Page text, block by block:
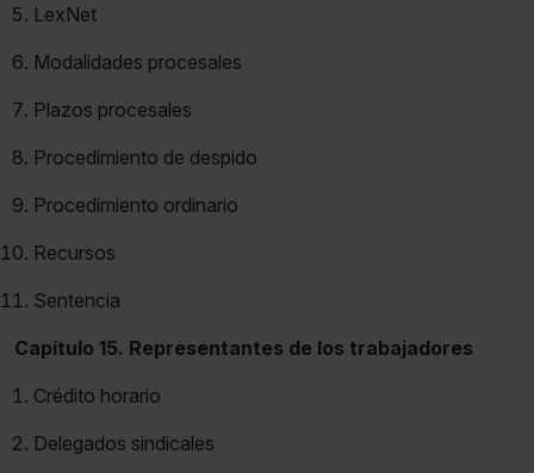
LexNet
Modalidades procesales
Plazos procesales
Procedimiento de despido
Procedimiento ordinario
Recursos
Sentencia
Capítulo 15. Representantes de los trabajadores
Crédito horario
Delegados sindicales